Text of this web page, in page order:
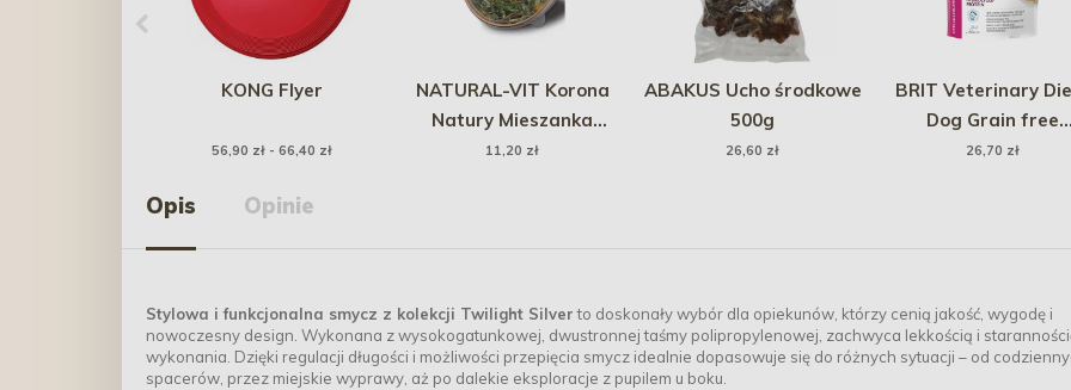
KONG Flyer
56,90 zł - 66,40 zł
NATURAL-VIT Korona
Natury Mieszanka
ziołowa - chomik 70g
11,20 zł
ABAKUS Ucho środkowe
500g
26,60 zł
BRIT Veterinary
Dog Grain free
Hypoallergenic
26,70 zł
Opis Opinie
Stylowa i funkcjonalna smycz z kolekcji Twilight Silverto doskonały wybór dla opiekunów, którzy cenią jakość, wygodę i
nowoczesny design. Wykonana z wysokogatunkowej, dwustronnej taśmy polipropylenowej, zachwyca lekkością i
wykonania. Dzięki regulacji długości i możliwości przepięcia smycz idealnie dopasowuje się do różnych sytuacji – od
spacerów, przez miejskie wyprawy, aż po dalekie eksploracje z pupilem u boku.